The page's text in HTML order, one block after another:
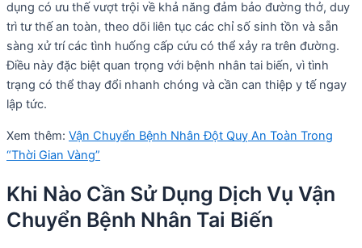
dụng có ưu thế vượt trội về khả năng đảm bảo đường thở, duy
trì tư thế an toàn, theo dõi liên tục các chỉ số sinh tồn và sẵn
sàng xử trí các tình huống cấp cứu có thể xảy ra trên đường.
Điều này đặc biệt quan trọng với bệnh nhân tai biến, vì tình
trạng có thể thay đổi nhanh chóng và cần can thiệp y tế ngay
lập tức.
Xem thêm: Vận Chuyển Bệnh Nhân Đột Quỵ An Toàn Trong
“Thời Gian Vàng”
Khi Nào Cần Sử Dụng Dịch Vụ Vận
Chuyển Bệnh Nhân Tai Biến